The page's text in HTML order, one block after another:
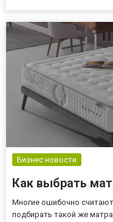
предложение на...
Бизнес новости
Как выбрать
Многие ошибочно
подбирать такой же